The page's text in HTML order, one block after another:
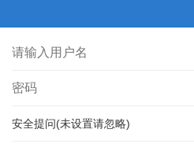
安全提问(未设置请忽略)